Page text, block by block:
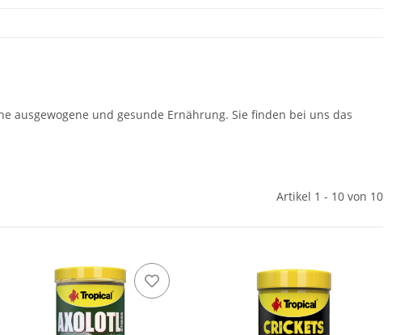
ausgewogene und gesunde Ernährung. Sie finden bei uns das
Artikel 1 - 10 von 10